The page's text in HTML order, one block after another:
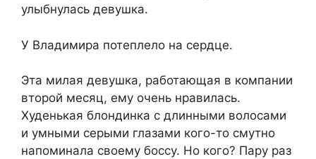
улыбнулась девушка.
У Владимира потеплело на сердце.
Эта милая девушка, работающая в компании
второй месяц, ему очень нравилась.
Худенькая блондинка с длинными волосами
и умными серыми глазами кого-то смутно
напоминала своему боссу. Но кого? Пару раз